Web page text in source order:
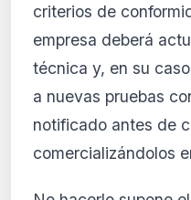
criterios de
empresa deberá
técnica y, en su
a nuevas pruebas
notificado antes de
comercializándolos